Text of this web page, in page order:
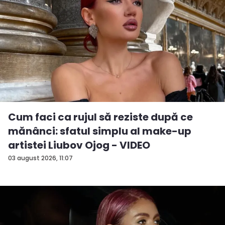
03 august 2026, 11:07
Cum faci ca rujul să reziste după ce
mănânci: sfatul simplu al make-up
artistei Liubov Ojog - VIDEO